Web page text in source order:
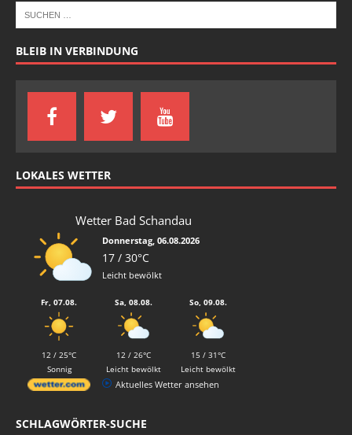
BLEIB IN VERBINDUNG
LOKALES WETTER
Wetter Bad Schandau
Donnerstag, 06.08.2026
17 / 30°C
Leicht bewölkt
Fr, 07.08.
12 / 25°C
Sonnig
Sa, 08.08.
12 / 26°C
Leicht bewölkt
So, 09.08.
15 / 31°C
Leicht bewölkt
Aktuelles Wetter ansehen
SCHLAGWÖRTER-SUCHE